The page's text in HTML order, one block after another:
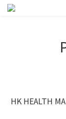
HK HEALTH